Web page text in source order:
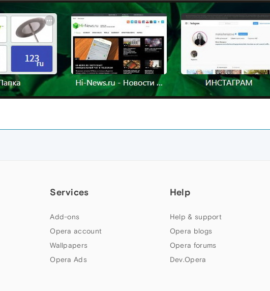
Services
Add-ons
Opera account
Wallpapers
Opera Ads
Help
Help & support
Opera blogs
Opera forums
Dev.Opera